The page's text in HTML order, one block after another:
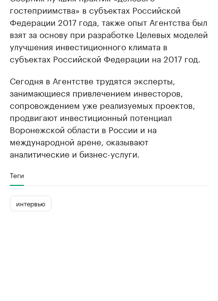
гостеприимства» в субъектах Российской
Федерации 2017 года, также опыт Агентства был
взят за основу при разработке Целевых моделей
улучшения инвестиционного климата в
субъектах Российской Федерации на 2017 год.
Сегодня в Агентстве трудятся эксперты,
занимающиеся привлечением инвесторов,
сопровождением уже реализуемых проектов,
продвигают инвестиционный потенциал
Воронежской области в России и на
международной арене, оказывают
аналитические и бизнес-услуги.
Теги
интервью